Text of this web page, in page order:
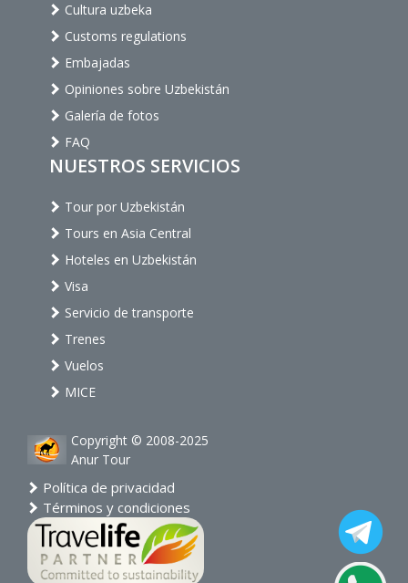
Cultura uzbeka
Customs regulations
Embajadas
Opiniones sobre Uzbekistán
Galería de fotos
FAQ
NUESTROS SERVICIOS
Tour por Uzbekistán
Tours en Asia Central
Hoteles en Uzbekistán
Visa
Servicio de transporte
Trenes
Vuelos
MICE
Copyright © 2008-2025
Anur Tour
Política de privacidad
Términos y condiciones